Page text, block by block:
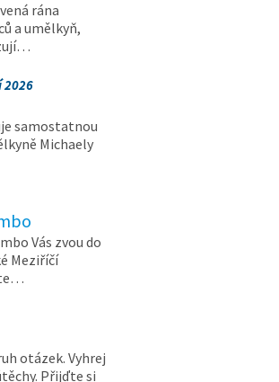
rána
a umělkyň,
2026
samostatnou
Michaely
Vás zvou do
Meziříčí
otázek. Vyhrej
Přijďte si